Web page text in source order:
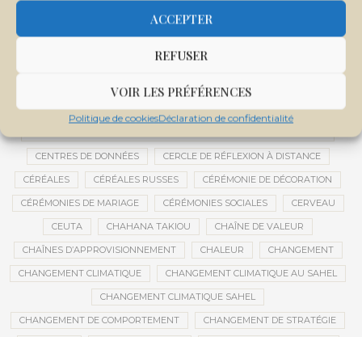
ACCEPTER
REFUSER
VOIR LES PRÉFÉRENCES
Politique de cookiesDéclaration de confidentialité
CENTRALE SOLAIRE DE SANANKOROBA
CENTRE D'INTELLIGENCE ARTIFICIELLE
CENTRE DE SANTÉ COMMUNAUTAIRE
CENTRE INTERNATIONAL DE CONFÉRENCES DE BAMAKO
CENTRE MALI
CENTRES DE DONNÉES CERCLE DE RÉFLEXION À DISTANCE
CÉRÉALES CÉRÉALES RUSSES CÉRÉMONIE DE DÉCORATION
CÉRÉMONIES DE MARIAGE CÉRÉMONIES SOCIALES CERVEAU
CEUTA CHAHANA TAKIOU CHAÎNE DE VALEUR
CHAÎNES D’APPROVISIONNEMENT CHALEUR CHANGEMENT
CHANGEMENT CLIMATIQUE CHANGEMENT CLIMATIQUE AU SAHEL
CHANGEMENT CLIMATIQUE SAHEL
CHANGEMENT DE COMPORTEMENT CHANGEMENT DE STRATÉGIE